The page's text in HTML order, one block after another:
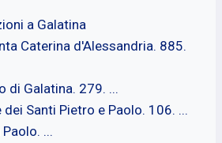
a Galatina
Caterina d'Alessandria. 885.
di Galatina. 279. ...
dei Santi Pietro e Paolo. 106. ...
...